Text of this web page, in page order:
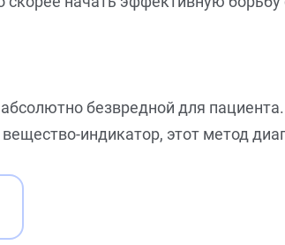
безвредной для
индикатор, этот метод